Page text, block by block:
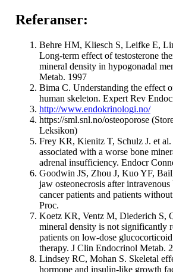
Referanser:
Behre HM, Kliesch S, Leifke E,
Long-term effect of testosterone
mineral density in hypogonadal
Metab. 1997
Bima C. Understanding the effect
human skeleton. Expert Rev
http://www.endokrinologi.no/
https://sml.snl.no/osteoporose
Leksikon)
Frey KR, Kienitz T, Schulz J. et al.
associated with a worse bone
adrenal insufficiency. Endocr
Goodwin JS, Zhou J, Kuo YF,
jaw osteonecrosis after intravenous
cancer patients and patients
Proc.
Koetz KR, Ventz M, Diederich S,
mineral density is not significantly
patients on low-dose
therapy. J Clin Endocrinol Metab.
Lindsey RC, Mohan S. Skeletal
hormone and insulin-like growth